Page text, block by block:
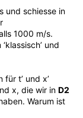
und schiesse in
1000 m/s.
und
t’ und x’
x, die wir in D2
Warum ist